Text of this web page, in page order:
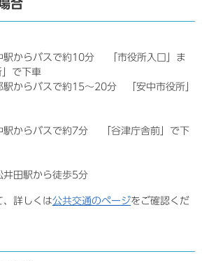
合
からバスで約10分 「市役所入口」ま
で下車
からバスで約15～20分 「安中市役所」
からバスで約7分 「谷津庁舎前」で下
田駅から徒歩5分
詳しくは公共交通のページをご確認くだ